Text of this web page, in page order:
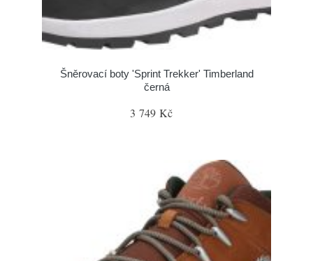
Šněrovací boty 'Sprint Trekker' Timberland
černá
3 749 Kč